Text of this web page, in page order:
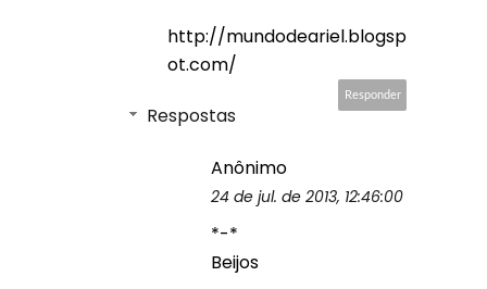
http://mundodeariel.blogsp
ot.com/
Responder
Respostas
Anônimo
24 de jul. de 2013, 12:46:00
*-*
Beijos